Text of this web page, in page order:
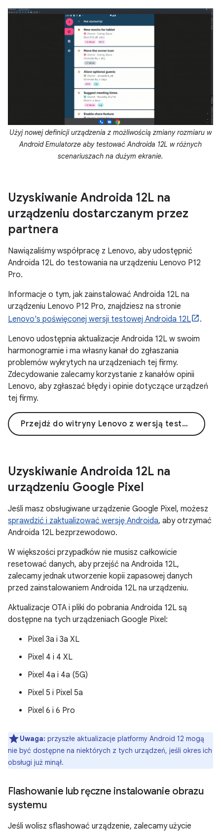
Użyj nowej definicji urządzenia z możliwością zmiany rozmiaru w
Android Emulatorze aby testować Androida 12L w różnych
scenariuszach na dużym ekranie.
Uzyskiwanie Androida 12L na
urządzeniu dostarczanym przez
partnera
Nawiązaliśmy współpracę z Lenovo, aby udostępnić
Androida 12L do testowania na urządzeniu Lenovo P12
Pro.
Informacje o tym, jak zainstalować Androida 12L na
urządzeniu Lenovo P12 Pro, znajdziesz na stronie
Lenovo's poświęconej wersji testowej Androida 12L
.
Lenovo udostępnia aktualizacje Androida 12L w swoim
harmonogramie i ma własny kanał do zgłaszania
problemów wykrytych na urządzeniach tej firmy.
Zdecydowanie zalecamy korzystanie z kanałów opinii
Lenovo, aby zgłaszać błędy i opinie dotyczące urządzeń
tej firmy.
Przejdź do witryny Lenovo z wersją testową
Uzyskiwanie Androida 12L na
urządzeniu Google Pixel
Jeśli masz obsługiwane urządzenie Google Pixel, możesz
sprawdzić i zaktualizować wersję Androida, aby otrzymać
Androida 12L bezprzewodowo.
W większości przypadków nie musisz całkowicie
resetować danych, aby przejść na Androida 12L,
zalecamy jednak utworzenie kopii zapasowej danych
przed zainstalowaniem Androida 12L na urządzeniu.
Aktualizacje OTA i pliki do pobrania Androida 12L są
dostępne na tych urządzeniach Google Pixel:
Pixel 3a i 3a XL
Pixel 4 i 4 XL
Pixel 4a i 4a (5G)
Pixel 5 i Pixel 5a
Pixel 6 i 6 Pro
Uwaga: przyszłe aktualizacje platformy Android 12 mogą
nie być dostępne na niektórych z tych urządzeń, jeśli okres ich
obsługi już minął.
Flashowanie lub ręczne instalowanie obrazu
systemu
Jeśli wolisz sflashować urządzenie, zalecamy użycie